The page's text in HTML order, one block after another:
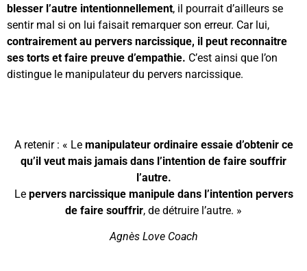
blesser l’autre intentionnellement, il pourrait d’ailleurs se
sentir mal si on lui faisait remarquer son erreur. Car lui,
contrairement au pervers narcissique, il peut reconnaitre
ses torts et faire preuve d’empathie. C’est ainsi que l’on
distingue le manipulateur du pervers narcissique.
A retenir : « Le manipulateur ordinaire essaie d’obtenir ce
qu’il veut mais jamais dans l’intention de faire souffrir
l’autre.
Lepervers narcissique manipule dans l’intention pervers
de faire souffrir, de détruire l’autre. »
Agnès Love Coach